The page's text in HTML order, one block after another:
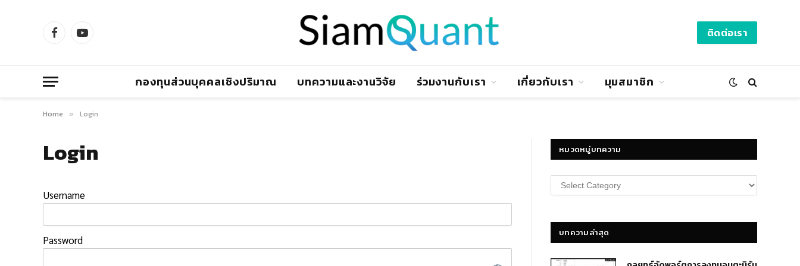
FacebookYouTube ติดต่อเรา
กองทุนส่วนบุคคลเชิงปริมาณ บทความและงานวิจัย ร่วมงานกับเรา เกี่ยวกับเรา มุมสมาชิก
Home » Login
Login
Username
Password
หมวดหมู่บทความ
หมวด
หมู่
บทความล่าสุด